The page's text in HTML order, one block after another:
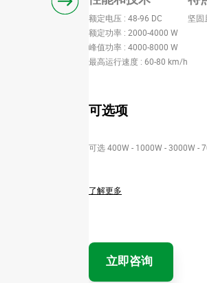
额定电压 : 48-96 DC
额定功率 : 2000-4000 W
峰值功率 : 4000-8000 W
最高运行速度 : 60-80 km/h
坚固
可选项
可选 400W - 1000W - 3000W -
了解更多
立即咨询